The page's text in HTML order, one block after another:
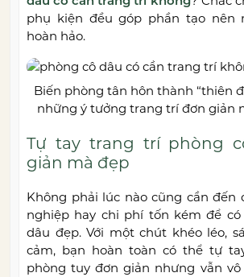
phụ kiện đều góp phần tạo nên
hoàn hảo.
Biến phòng tân hôn thành “thiên
những ý tưởng trang trí đơn giản
Tự tay trang trí phòng
giản mà đẹp
Không phải lúc nào cũng cần đến
nghiệp hay chi phí tốn kém để
dâu đẹp. Với một chút khéo léo,
cảm, bạn hoàn toàn có thể tự
phòng tuy đơn giản nhưng vẫn